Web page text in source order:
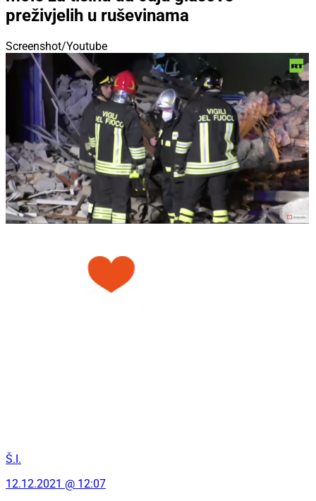
12.12.2021 @ 12:07